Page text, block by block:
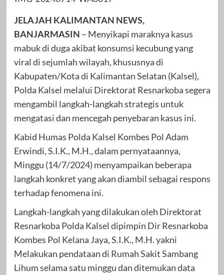
JELAJAH KALIMANTAN NEWS,
BANJARMASIN – Menyikapi maraknya kasus
mabuk di duga akibat konsumsi kecubung yang
viral di sejumlah wilayah, khususnya di
Kabupaten/Kota di Kalimantan Selatan (Kalsel),
Polda Kalsel melalui Direktorat Resnarkoba segera
mengambil langkah-langkah strategis untuk
mengatasi dan mencegah penyebaran kasus ini.
Kabid Humas Polda Kalsel Kombes Pol Adam
Erwindi, S.I.K., M.H., dalam pernyataannya,
Minggu (14/7/2024) menyampaikan beberapa
langkah konkret yang akan diambil sebagai respons
terhadap fenomena ini.
Langkah-langkah yang dilakukan oleh Direktorat
Resnarkoba Polda Kalsel dipimpin Dir Resnarkoba
Kombes Pol Kelana Jaya, S.I.K., M.H. yakni
Melakukan pendataan di Rumah Sakit Sambang
Lihum selama satu minggu dan ditemukan data